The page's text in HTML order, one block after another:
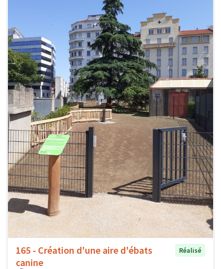
165 - Création d'une aire d'ébats
canine
Réalisé